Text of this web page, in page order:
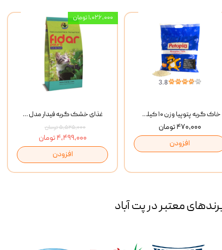
غذای خشک گربه فیدار مدل Adult وزن 10 کیلوگرم
۵,۵۲۵,۰۰۰ تومان
۴,۴۹۹,۰۰۰ تومان
افزودن
۱,۰۲۶,۰۰۰ تومان
خاک گربه پتوپیا وزن ۱۰ کیلوگرم
۴۷۰,۰۰۰ تومان
افزودن
معتبر در پت آباد